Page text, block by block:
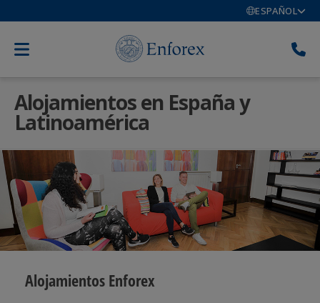
ESPAÑOL
Alojamientos en España y
Latinoamérica
Alojamientos Enforex